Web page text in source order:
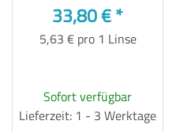
33,80 €*
5,63 € pro 1 Linse
Sofort verfügbar
Lieferzeit: 1 - 3 Werktage